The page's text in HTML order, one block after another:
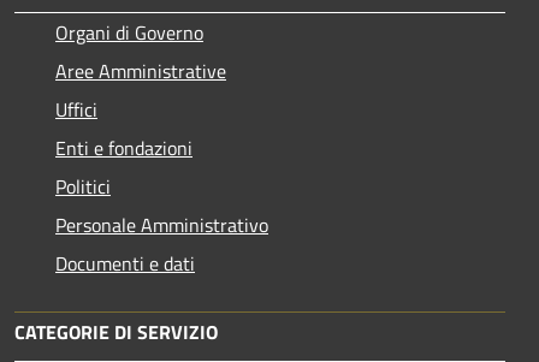
Organi di Governo
Aree Amministrative
Uffici
Enti e fondazioni
Politici
Personale Amministrativo
Documenti e dati
CATEGORIE DI SERVIZIO